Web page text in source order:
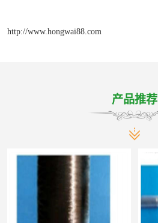
http://www.hongwai88.com
产品推荐